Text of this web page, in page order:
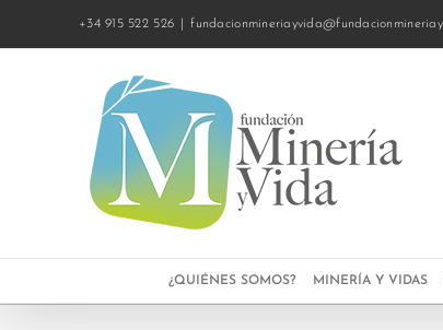
+34 915 522 526
¿QUIÉNES SOMOS? MINERÍA Y VIDAS